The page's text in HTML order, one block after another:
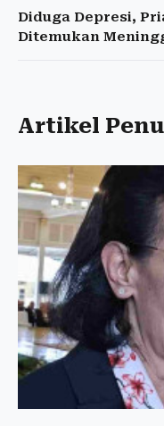
Diduga Depresi,
Ditemukan
Artikel